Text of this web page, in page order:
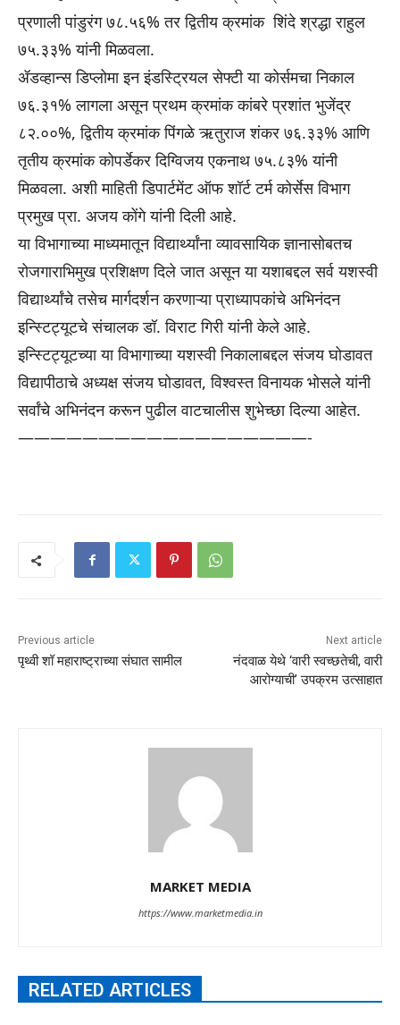
प्रणाली पांडुरंग ७८.५६% तर द्वितीय क्रमांक शिंदे श्रद्धा राहुल
७५.३३% यांनी मिळवला.
ॲडव्हान्स डिप्लोमा इन इंडस्ट्रियल सेफ्टी या कोर्समचा निकाल
७६.३१% लागला असून प्रथम क्रमांक कांबरे प्रशांत भुजेंद्र
८२.००%, द्वितीय क्रमांक पिंगळे ऋतुराज शंकर ७६.३३% आणि
तृतीय क्रमांक कोपर्डेकर दिग्विजय एकनाथ ७५.८३% यांनी
मिळवला. अशी माहिती डिपार्टमेंट ऑफ शॉर्ट टर्म कोर्सेस विभाग
प्रमुख प्रा. अजय कोंगे यांनी दिली आहे.
या विभागाच्या माध्यमातून विद्यार्थ्यांना व्यावसायिक ज्ञानासोबतच
रोजगाराभिमुख प्रशिक्षण दिले जात असून या यशाबद्दल सर्व यशस्वी
विद्यार्थ्यांचे तसेच मार्गदर्शन करणाऱ्या प्राध्यापकांचे अभिनंदन
इन्स्टिट्यूटचे संचालक डॉ. विराट गिरी यांनी केले आहे.
इन्स्टिट्यूटच्या या विभागाच्या यशस्वी निकालाबद्दल संजय घोडावत
विद्यापीठाचे अध्यक्ष संजय घोडावत, विश्वस्त विनायक भोसले यांनी
सर्वांचे अभिनंदन करून पुढील वाटचालीस शुभेच्छा दिल्या आहेत.
——————————————————-
Previous article
पृथ्वी शॉ महाराष्ट्राच्या संघात सामील
Next article
नंदवाळ येथे ‘वारी स्वच्छतेची, वारी
आरोग्याची’ उपक्रम उत्साहात
MARKET MEDIA
https://www.marketmedia.in
RELATED ARTICLES